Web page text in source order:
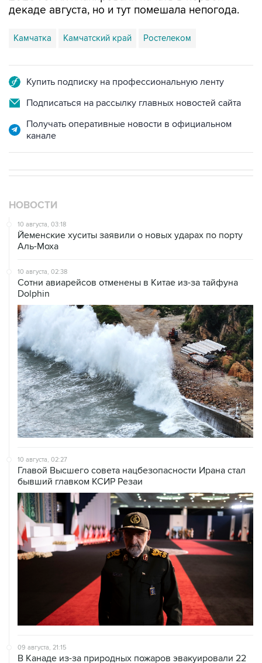
Камчатка Камчатский край Ростелеком
Подписаться на рассылку главных новостей сайта
Получать оперативные новости в официальном
10 августа, 03:18
Йеменские хуситы заявили о новых ударах по порту
Аль-Моха
10 августа, 02:38
Dolphin
10 августа, 02:27
бывший главком КСИР Резаи
09 августа, 21:15
тыс. человек